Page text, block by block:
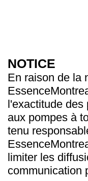
NOTICE
En raison de la
l'exactitude
aux pompes à
tenu
limiter les
communication